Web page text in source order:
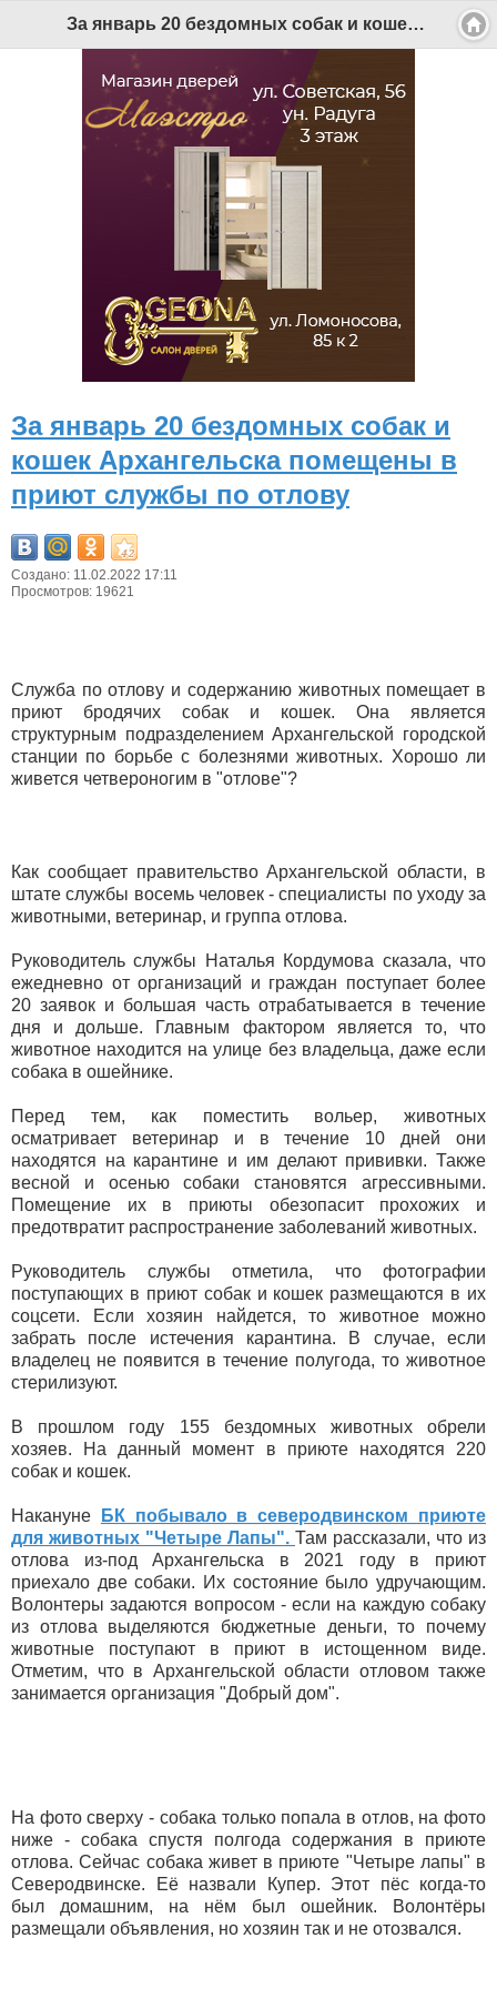
За январь 20 бездомных собак и кошек Архангельска помещены в приют службы по отлову - Беломорканал Северодвинск tv29.ru
За январь 20 бездомных собак и
кошек Архангельска помещены в
приют службы по отлову
Создано: 11.02.2022 17:11
Просмотров: 19621
Служба по отлову и содержанию животных помещает в
приют бродячих собак и кошек. Она является
структурным подразделением Архангельской городской
станции по борьбе с болезнями животных. Хорошо ли
живется четвероногим в "отлове"?
Как сообщает правительство Архангельской области, в
штате службы восемь человек - специалисты по уходу за
животными, ветеринар, и группа отлова.
Руководитель службы Наталья Кордумова сказала, что
ежедневно от организаций и граждан поступает более
20 заявок и большая часть отрабатывается в течение
дня и дольше. Главным фактором является то, что
животное находится на улице без владельца, даже если
собака в ошейнике.
Перед тем, как поместить вольер, животных
осматривает ветеринар и в течение 10 дней они
находятся на карантине и им делают прививки. Также
весной и осенью собаки становятся агрессивными.
Помещение их в приюты обезопасит прохожих и
предотвратит распространение заболеваний животных.
Руководитель службы отметила, что фотографии
поступающих в приют собак и кошек размещаются в их
соцсети. Если хозяин найдется, то животное можно
забрать после истечения карантина. В случае, если
владелец не появится в течение полугода, то животное
стерилизуют.
В прошлом году 155 бездомных животных обрели
хозяев. На данный момент в приюте находятся 220
собак и кошек.
Накануне
БК побывало в северодвинском приюте
для животных "Четыре Лапы". Там рассказали, что из
отлова из-под Архангельска в 2021 году в приют
приехало две собаки. Их состояние было удручающим.
Волонтеры задаются вопросом - если на каждую собаку
из отлова выделяются бюджетные деньги, то почему
животные поступают в приют в истощенном виде.
Отметим, что в Архангельской области отловом также
занимается организация "Добрый дом".
На фото сверху - собака только попала в отлов, на фото
ниже - собака спустя полгода содержания в приюте
отлова. Сейчас собака живет в приюте "Четыре лапы" в
Северодвинске. Её назвали Купер. Этот пёс когда-то
был домашним, на нём был ошейник. Волонтёры
размещали объявления, но хозяин так и не отозвался.